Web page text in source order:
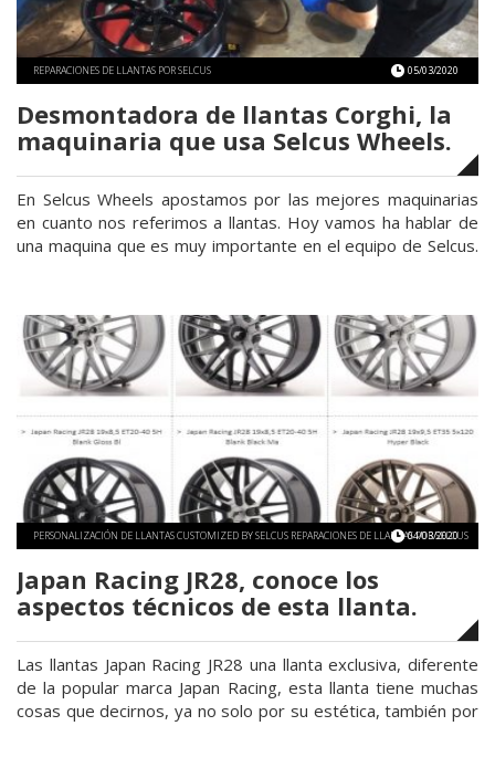
REPARACIONES DE LLANTAS POR SELCUS 05/03/2020
Desmontadora de llantas Corghi, la
maquinaria que usa Selcus Wheels.
En Selcus Wheels apostamos por las mejores maquinarias
en cuanto nos referimos a llantas. Hoy vamos ha hablar de
una maquina que es muy importante en el equipo de Selcus.
más enfocado a cuidado de las llantas, … Continuar leyendo
de
usa
PERSONALIZACIÓN DE LLANTAS CUSTOMIZED BY SELCUS REPARACIONES DE LLANTAS POR SELCUS
04/03/2020
Japan Racing JR28, conoce los
aspectos técnicos de esta llanta.
Las llantas Japan Racing JR28 una llanta exclusiva, diferente
de la popular marca Japan Racing, esta llanta tiene muchas
cosas que decirnos, ya no solo por su estética, también por